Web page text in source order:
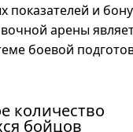
показателей и
арены
боевой
количество
бойцов